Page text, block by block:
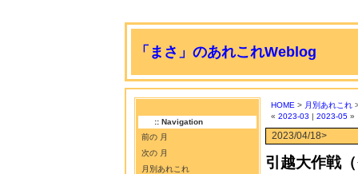
「まさ」のあれこれWeblog
:: Navigation
前の 月
次の 月
月別あれこれ
HOME > 月別あれこれ
« 2023-03 | 2023-05 »
2023/04/18>
引越大作戦